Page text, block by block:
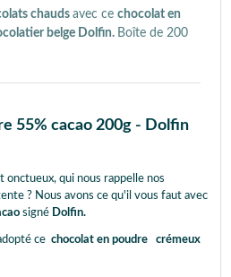
chauds avec ce chocolat en
belge Dolfin. Boîte de 200
55% cacao 200g - Dolfin
onctueux, qui nous rappelle nos
? Nous avons ce qu'il vous faut avec
signé Dolfin.
ce chocolat en poudre
crémeux